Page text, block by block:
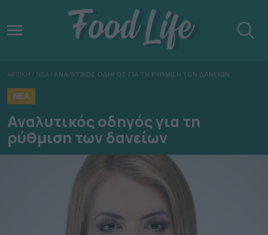
ΑΡΧΙΚΗ / ΝΕΑ / ΑΝΑΛΥΤΙΚΟΣ ΟΔΗΓΟΣ ΓΙΑ ΤΗ ΡΥΘΜΙΣΗ ΤΩΝ ΔΑΝΕΙΩΝ
ΝΕΑ
Αναλυτικός οδηγός για τη
ρύθμιση των δανείων